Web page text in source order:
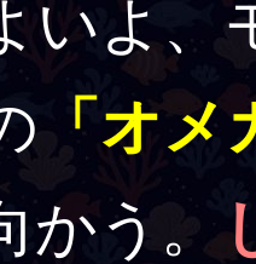
いよ、
「オ
かう。